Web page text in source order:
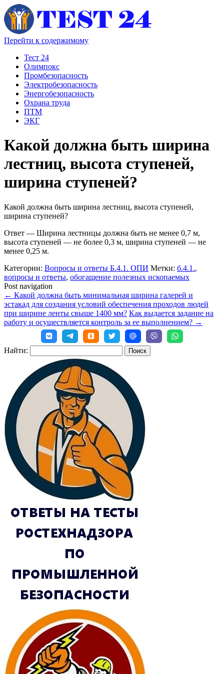
Перейти к содержимому
Тест 24
Олимпокс
Промбезопасность
Электробезопасность
Энергобезопасность
Охрана труда
ПТМ
ЭКГ
Какой должна быть ширина
лестниц, высота ступеней,
ширина ступеней?
Какой должна быть ширина лестниц, высота ступеней,
ширина ступеней?
Ответ — Ширина лестницы должна быть не менее 0,7 м,
высота ступеней — не более 0,3 м, ширина ступеней — не
менее 0,25 м.
Категории: Вопросы и ответы Б.4.1. ОПИ Метки: б.4.1.,
вопросы и ответы, обогащение полезных ископаемых
Post navigation
← Какой должна быть минимальная ширина галерей и
эстакад для создания условий обеспечения проходов людей
при ширине ленты свыше 1400 мм? Как выдается задание на
работу и осуществляется контроль за ее выполнением? →
Найти: